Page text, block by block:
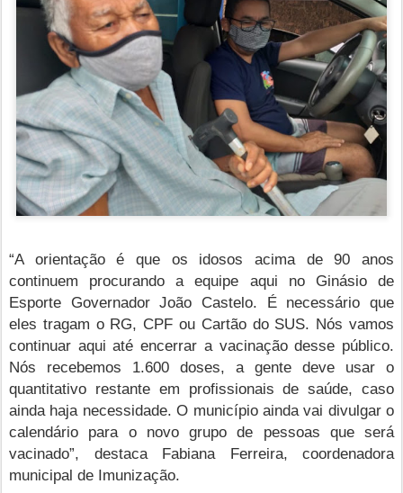
“A orientação é que os idosos acima de 90 anos
continuem procurando a equipe aqui no Ginásio de
Esporte Governador João Castelo. É necessário que
eles tragam o RG, CPF ou Cartão do SUS. Nós vamos
continuar aqui até encerrar a vacinação desse público.
Nós recebemos 1.600 doses, a gente deve usar o
quantitativo restante em profissionais de saúde, caso
ainda haja necessidade. O município ainda vai divulgar o
calendário para o novo grupo de pessoas que será
vacinado”, destaca Fabiana Ferreira, coordenadora
municipal de Imunização.